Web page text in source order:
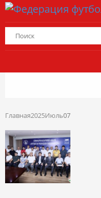
Главная2025Июль07